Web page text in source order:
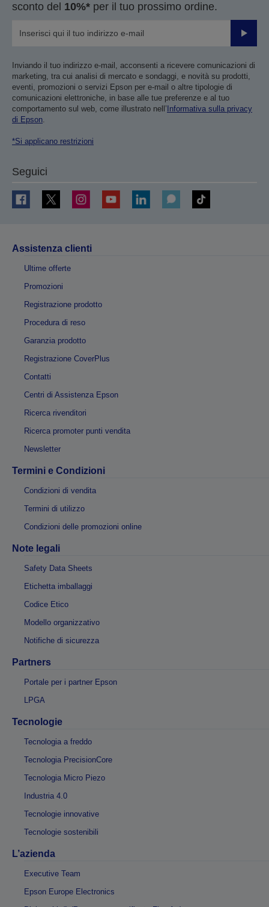
sconto del 10%* per il tuo prossimo ordine.
Invia
Inviando il tuo indirizzo e-mail, acconsenti a ricevere comunicazioni di
marketing, tra cui analisi di mercato e sondaggi, e novità su prodotti,
eventi, promozioni o servizi Epson per e-mail o altre tipologie di
comunicazioni elettroniche, in base alle tue preferenze e al tuo
comportamento sul web, come illustrato nell’ Informativa sulla privacy
di Epson.
*Si applicano restrizioni
Seguici
Assistenza clienti
Ultime offerte
Promozioni
Registrazione prodotto
Procedura di reso
Garanzia prodotto
Registrazione CoverPlus
Contatti
Centri di Assistenza Epson
Ricerca rivenditori
Ricerca promoter punti vendita
Newsletter
Termini e Condizioni
Condizioni di vendita
Termini di utilizzo
Condizioni delle promozioni online
Note legali
Safety Data Sheets
Etichetta imballaggi
Codice Etico
Modello organizzativo
Notifiche di sicurezza
Partners
Portale per i partner Epson
LPGA
Tecnologie
Tecnologia a freddo
Tecnologia PrecisionCore
Tecnologia Micro Piezo
Industria 4.0
Tecnologie innovative
Tecnologie sostenibili
L’azienda
Executive Team
Epson Europe Electronics